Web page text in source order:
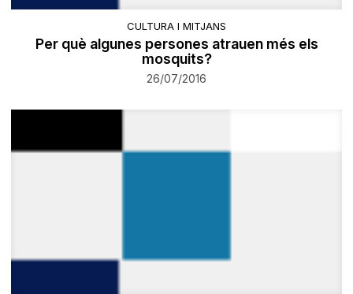
CULTURA I MITJANS
Per què algunes persones atrauen més els
mosquits?
26/07/2016